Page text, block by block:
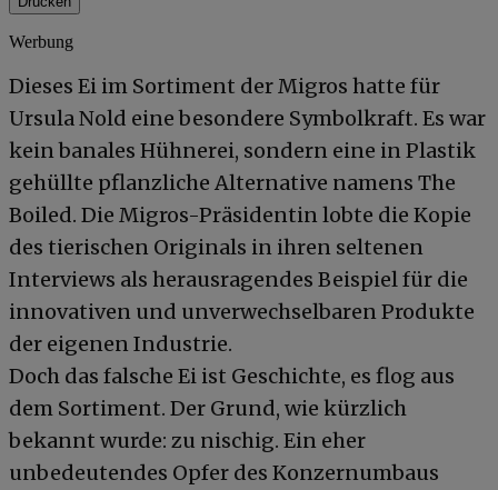
Werbung
Dieses Ei im Sortiment der Migros hatte für
Ursula Nold eine besondere Symbolkraft. Es war
kein banales Hühnerei, sondern eine in Plastik
gehüllte pflanzliche Alternative namens The
Boiled. Die Migros-Präsidentin lobte die Kopie
des tierischen Originals in ihren seltenen
Interviews als herausragendes Beispiel für die
innovativen und unverwechselbaren Produkte
der eigenen Industrie.
Doch das falsche Ei ist Geschichte, es flog aus
dem Sortiment. Der Grund, wie kürzlich
bekannt wurde: zu nischig. Ein eher
unbedeutendes Opfer des Konzernumbaus